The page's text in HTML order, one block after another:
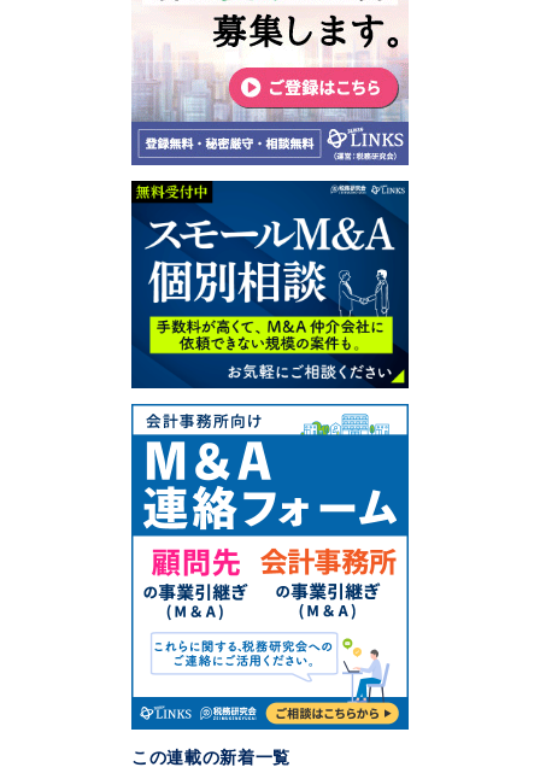
この連載の新着一覧